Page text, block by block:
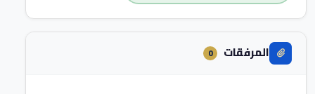
المرفقات 0